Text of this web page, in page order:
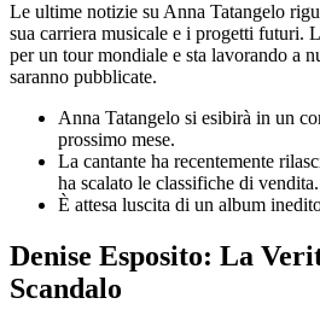
Le ultime notizie su Anna Tatangelo
sua carriera musicale e i progetti futuri.
per un tour mondiale e sta lavorando a
saranno pubblicate.
Anna Tatangelo si esibirà in un
prossimo mese.
La cantante ha recentemente
ha scalato le classifiche di vendita.
È attesa luscita di un album
Denise Esposito: La
Scandalo